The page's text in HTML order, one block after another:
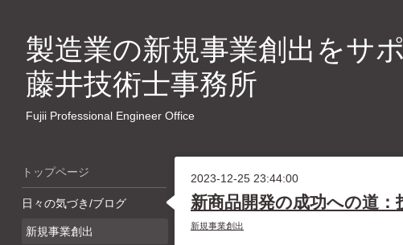
製造業の新規事業創出をサ
藤井技術士事務所
Fujii Professional Engineer Office
2023-12-25 23:44:00
新商品開発の成功への道
新規事業創出
トップページ
日々の気づき/ブログ
新規事業創出